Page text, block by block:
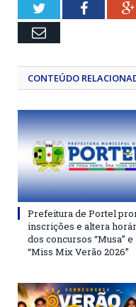
TwitterFacebook
Email
CONTEÚDO
Prefeitura de Portel
inscrições e altera
dos concursos “Musa” e
“Miss Mix Verão 2026”